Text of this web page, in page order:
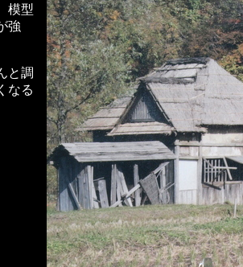
模型
強
と調
なる